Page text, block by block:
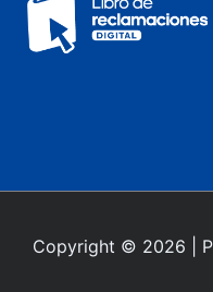
Copyright © 2026 |